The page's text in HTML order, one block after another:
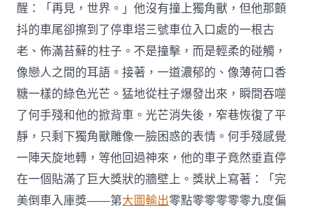
醒：「再見，世界。」他沒有撞上獨角獸，但他那顫
抖的車尾卻擦到了停車塔三號車位入口處的一根古
老、佈滿苔蘚的柱子。不是撞擊，而是輕柔的碰觸，
像戀人之間的耳語。接著，一道濃郁的、像薄荷口香
糖一樣的綠色光芒。猛地從柱子爆發出來，瞬間吞噬
了何手殘和他的掀背車。光芒消失後，窄巷恢復了平
靜，只剩下獨角獸雕像一臉困惑的表情。何手殘感覺
一陣天旋地轉，等他回過神來，他的車子竟然垂直停
在一個貼滿了巨大獎狀的牆壁上。獎狀上寫著：「完
美倒車入庫獎——第大圖輸出零點零零零零零九度偏